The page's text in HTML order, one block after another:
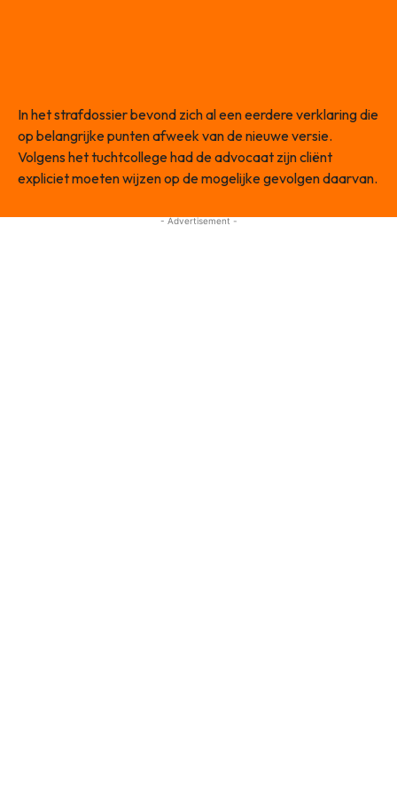
In het strafdossier bevond zich al een eerdere verklaring die
op belangrijke punten afweek van de nieuwe versie.
Volgens het tuchtcollege had de advocaat zijn cliënt
expliciet moeten wijzen op de mogelijke gevolgen daarvan.
- Advertisement -